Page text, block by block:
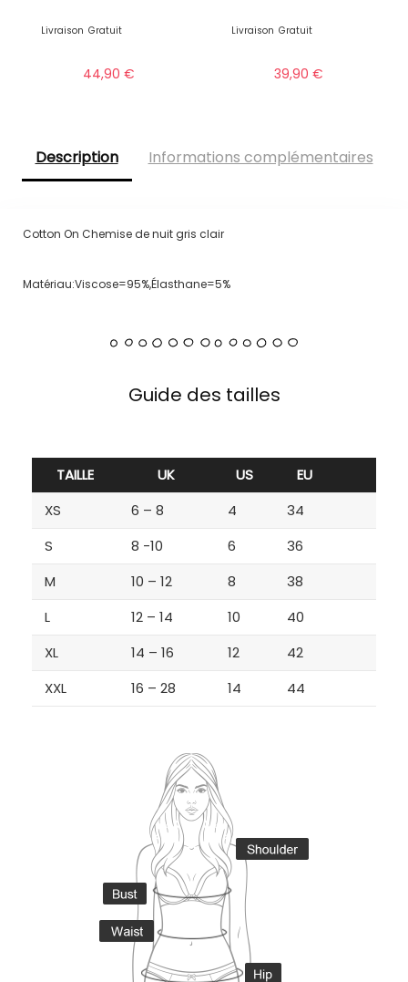
Livraison Gratuit
44,90 €
Livraison Gratuit
39,90€
Description Informations complémentaires
Cotton On Chemise de nuit gris clair
Matériau:Viscose=95%,Élasthane=5%
Guide des tailles
TAILLE UK US
EU
XS
6 – 8 4
34
S
8 -10 6
36
M
10 – 12 8
38
L
12 – 14 10
40
XL
14 – 16 12
42
XXL
16 – 28 14 44